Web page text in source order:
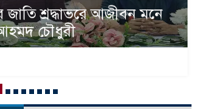
শ্রদ্ধাভরে আজীবন মনে
চৌধুরী